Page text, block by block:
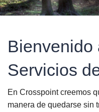
About Us
Bienvenido
Servicios
En Crosspoint creemos
manera de quedarse sin